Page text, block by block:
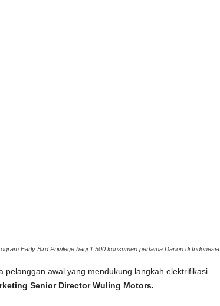
Early Bird Privilege bagi 1.500 konsumen pertama Darion di Indonesia.
pelanggan awal yang mendukung langkah elektrifikasi
Senior Director Wuling Motors.